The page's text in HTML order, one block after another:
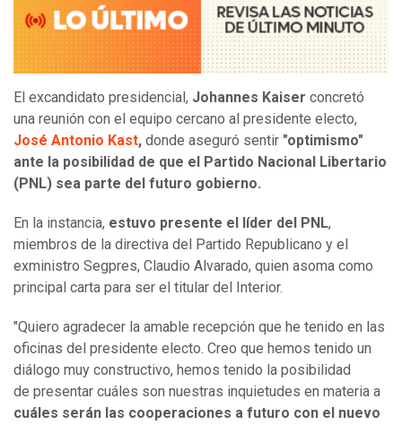
El excandidato presidencial, Johannes Kaiser concretó
una reunión con el equipo cercano al presidente electo,
José Antonio Kast, donde aseguró sentir "optimismo"
ante la posibilidad de que el Partido Nacional Libertario
(PNL) sea parte del futuro gobierno.
En la instancia, estuvo presente el líder del PNL,
miembros de la directiva del Partido Republicano y el
exministro Segpres, Claudio Alvarado, quien asoma como
principal carta para ser el titular del Interior.
"Quiero agradecer la amable recepción que he tenido en las
oficinas del presidente electo. Creo que hemos tenido un
diálogo muy constructivo, hemos tenido la posibilidad
de presentar cuáles son nuestras inquietudes en materia a
cuáles serán las cooperaciones a futuro con el nuevo